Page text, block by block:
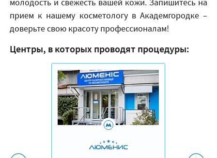
прием к нашему косметологу в Академгородке –
доверьте свою красоту профессионалам!
Центры, в которых проводят процедуры: